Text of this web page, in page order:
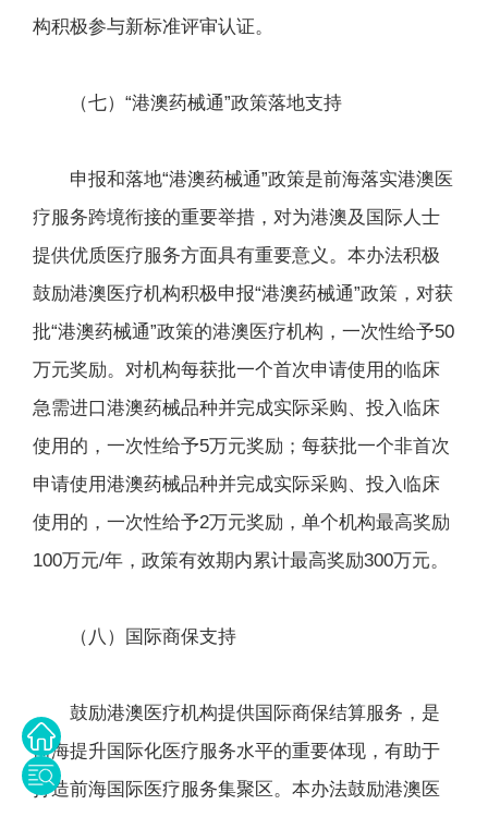
构积极参与新标准评审认证。
（七）“港澳药械通”政策落地支持
申报和落地“港澳药械通”政策是前海落实港澳医
疗服务跨境衔接的重要举措，对为港澳及国际人士
提供优质医疗服务方面具有重要意义。本办法积极
鼓励港澳医疗机构积极申报“港澳药械通”政策，对获
批“港澳药械通”政策的港澳医疗机构，一次性给予50
万元奖励。对机构每获批一个首次申请使用的临床
急需进口港澳药械品种并完成实际采购、投入临床
使用的，一次性给予5万元奖励；每获批一个非首次
申请使用港澳药械品种并完成实际采购、投入临床
使用的，一次性给予2万元奖励，单个机构最高奖励
100万元/年，政策有效期内累计最高奖励300万元。
（八）国际商保支持
鼓励港澳医疗机构提供国际商保结算服务，是
前海提升国际化医疗服务水平的重要体现，有助于
打造前海国际医疗服务集聚区。本办法鼓励港澳医